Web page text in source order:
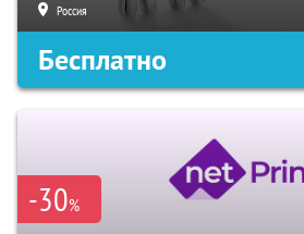
Россия
Бесплатно
-30%